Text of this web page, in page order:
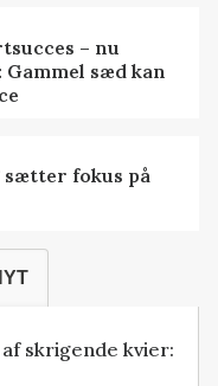
– nu
sæd kan
fokus på
skrigende kvier: